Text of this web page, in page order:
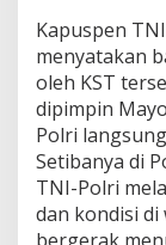
Kapuspen
menyatakan
oleh KST
dipimpin
Polri
Setibanya di
TNI-Polri
dan kondisi di